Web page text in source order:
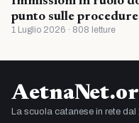
punto sulle
1 Luglio 2026 · 808 letture
La scuola catanese in rete dal